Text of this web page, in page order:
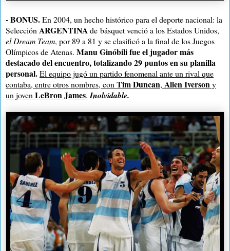
-BONUS.En 2004, un hecho histórico para el deporte nacional: la
Selección ARGENTINAde básquet venció a los Estados Unidos,
el Dream Team, por 89 a 81 y se clasificó a la final de los Juegos
Olímpicos de Atenas. Manu Ginóbili fue el jugador más
destacado del encuentro, totalizando 29 puntos en su planilla
personal.El equipo jugó un partido fenomenal ante un rival que
contaba, entre otros nombres, con Tim Duncan, Allen Iversony
un joven LeBron James. Inolvidable.